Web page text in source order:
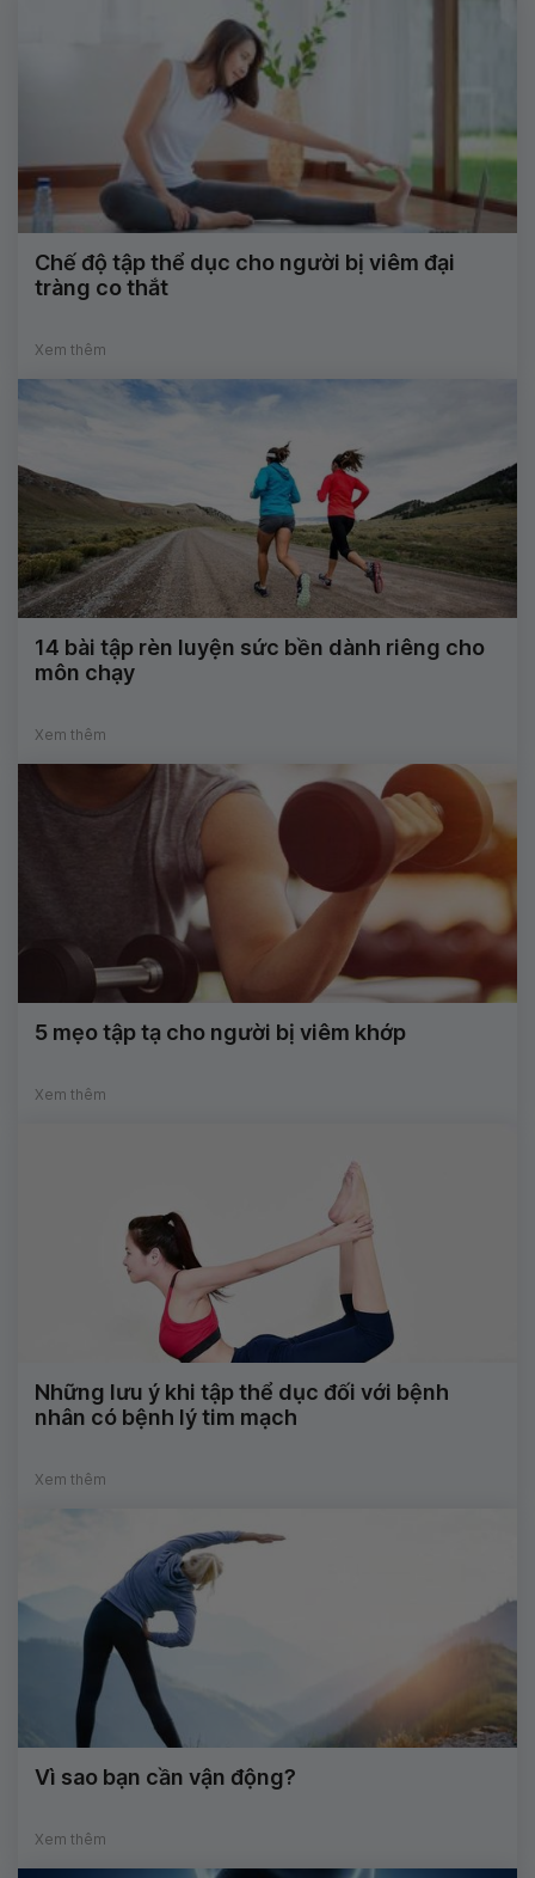
Chế độ tập thể dục cho người bị viêm đại
tràng co thắt
Xem thêm
14 bài tập rèn luyện sức bền dành riêng cho
môn chạy
Xem thêm
5 mẹo tập tạ cho người bị viêm khớp
Xem thêm
Những lưu ý khi tập thể dục đối với bệnh
nhân có bệnh lý tim mạch
Xem thêm
Vì sao bạn cần vận động?
Xem thêm